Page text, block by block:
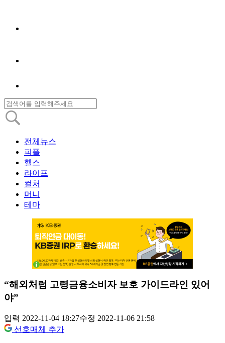
전체뉴스
피플
헬스
라이프
컬처
머니
테마
“해외처럼 고령금융소비자 보호 가이드라인 있어
야”
입력 2022-11-04 18:27수정 2022-11-06 21:58
선호매체 추가